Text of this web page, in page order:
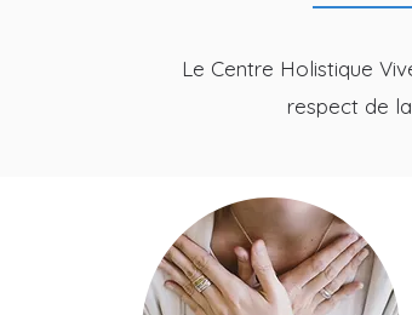
Le Centre Holistique
respect de